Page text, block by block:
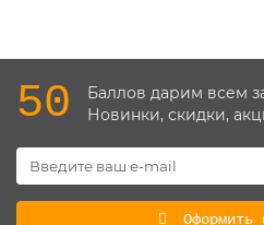
50
Баллов дарим всем
Новинки, скидки,
Оформить